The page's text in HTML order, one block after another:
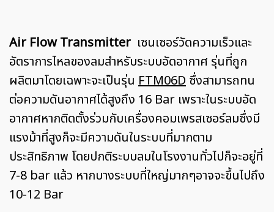
Air Flow Transmitter เซนเซอร์วัดความเร็วและ
อัตราการไหลของลมสำหรับระบบอัดอากาศ รุ่นที่ถูก
ผลิตมาโดยเฉพาะจะเป็นรุ่น FTM06D ซึ่งสามารถทน
ต่อความดันอากาศได้สูงถึง 16 Bar เพราะในระบบอัด
อากาศหากติดตั้งร่วมกับเครื่องคอมเพรสเซอร์ลมซึ่งมี
แรงม้าที่สูงก็จะมีความดันในระบบที่มากตาม
ประสิทธิภาพ โดยปกติระบบลมในโรงงานทั่วไปก็จะอยู่ที่
7-8 bar แล้ว หากบางระบบที่ใหญ่มากๆอาจจะขึ้นไปถึง
10-12 Bar